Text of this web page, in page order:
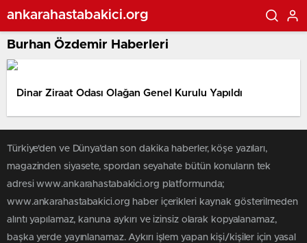
ankarahastabakici.org
Burhan Özdemir Haberleri
Dinar Ziraat Odası Olağan Genel Kurulu Yapıldı
Türkiye'den ve Dünya’dan son dakika haberler, köşe yazıları,
magazinden siyasete, spordan seyahate bütün konuların tek
adresi www.ankarahastabakici.org platformunda;
www.ankarahastabakici.org haber içerikleri kaynak gösterilmeden
alıntı yapılamaz, kanuna aykırı ve izinsiz olarak kopyalanamaz,
başka yerde yayınlanamaz. Aykırı işlem yapan kişi/kişiler için yasal